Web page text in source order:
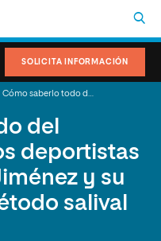
SOLICITA INFORMACIÓN
del
deportistas
y su
salival